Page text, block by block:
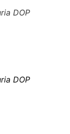
DOP
DOP